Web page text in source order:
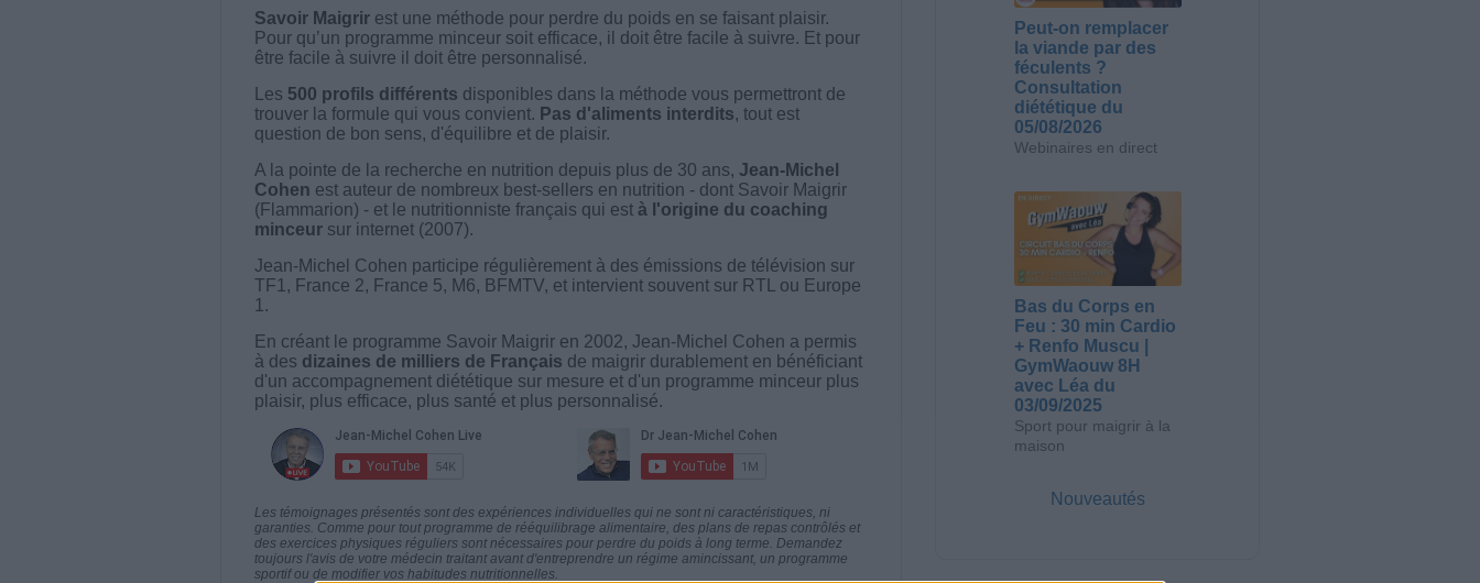
Savoir Maigrirest une méthode pour perdre du poids en se faisant plaisir.
Pour qu’un programme minceur soit efficace, il doit être facile à suivre. Et pour
être facile à suivre il doit être personnalisé.
Les 500 profils différents disponibles dans la méthode vous permettront de
trouver la formule qui vous convient. Pas d'aliments interdits, tout est
question de bon sens, d'équilibre et de plaisir.
A la pointe de la recherche en nutrition depuis plus de 30 ans, Jean-Michel
Cohen est auteur de nombreux best-sellers en nutrition - dont Savoir Maigrir
(Flammarion) - et le nutritionniste français qui est à l'origine du coaching
minceursur internet (2007).
Jean-Michel Cohen participe régulièrement à des émissions de télévision sur
TF1, France 2, France 5, M6, BFMTV, et intervient souvent sur RTL ou Europe
1.
En créant le programme Savoir Maigrir en 2002, Jean-Michel Cohen a permis
à des dizaines de milliers de Français de maigrir durablement en bénéficiant
d'un accompagnement diététique sur mesure et d'un programme minceur plus
plaisir, plus efficace, plus santé et plus personnalisé.
Les témoignages présentés sont des expériences individuelles qui ne sont ni caractéristiques, ni
garanties. Comme pour tout programme de rééquilibrage alimentaire, des plans de repas contrôlés et
des exercices physiques réguliers sont nécessaires pour perdre du poids à long terme. Demandez
toujours l'avis de votre médecin traitant avant d'entreprendre un régime amincissant, un programme
sportif ou de modifier vos habitudes nutritionnelles.
Peut-on remplacer
la viande par des
féculents ?
Consultation
diététique du
05/08/2026
Webinaires en direct
Bas du Corps en
Feu : 30 min Cardio
+ Renfo Muscu |
GymWaouw 8H
avec Léa du
03/09/2025
Sport pour maigrir à la
maison
Nouveautés